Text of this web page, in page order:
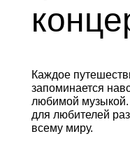
Каждое
запоминается
любимой
для любителей
всему миру.